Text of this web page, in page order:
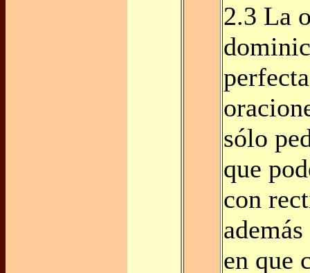
2.3 La
sólo
que
con
en que